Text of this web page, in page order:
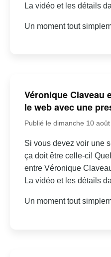
La vidéo et les détails
Un moment tout
Véronique Claveau
le web avec une
Publié le dimanche 10
Si vous devez voir une
ça doit être celle-ci!
entre Véronique
La vidéo et les détails
Un moment tout